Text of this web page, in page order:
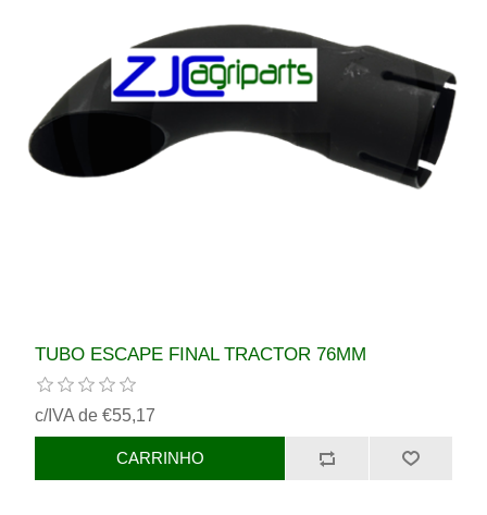
TUBO ESCAPE FINAL TRACTOR 76MM
c/IVA de €55,17